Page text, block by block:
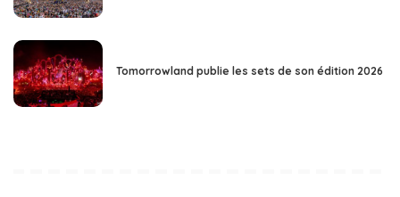
Tomorrowland publie les sets de son édition 2026